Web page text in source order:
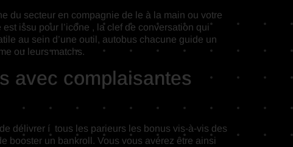
du secteur en compagnie de le à la main ou votre
issu pour l’icône , la clef de conversation qui
au sein d’une outil, autobus chacune guide un
ou leurs matchs.
avec complaisantes
délivrer í tous les parieurs les bonus vis-à-vis des
booster un bankroll. Vous vous avérez être ainsi